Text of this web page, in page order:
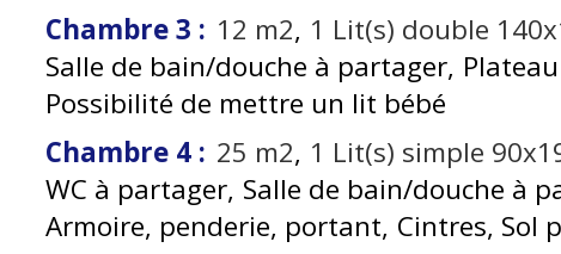
Chambre 3 : 12 m2 1 Lit(s) double
Salle de bain/douche à partager
Possibilité de mettre un lit bébé
Chambre 4 : 25 m2 1 Lit(s) simple
WC à partager Salle de bain/douche à
Armoire, penderie, portant Cintres Sol